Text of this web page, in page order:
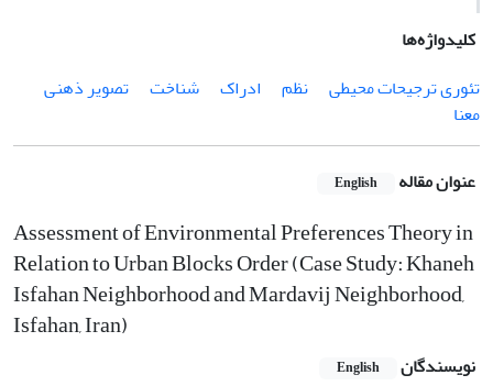
کلیدواژه‌ها
تئوری ترجیحات محیطی
نظم ادراک شناخت
تصویر ذهنی
معنا
عنوان مقاله English
Assessment of Environmental Preferences Theory in
Relation to Urban Blocks Order (Case Study: Khaneh
Isfahan Neighborhood and Mardavij Neighborhood,
Isfahan, Iran)
نویسندگان English